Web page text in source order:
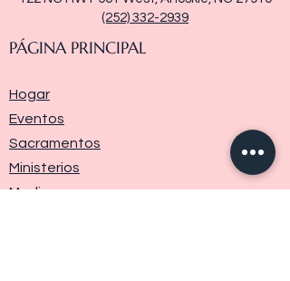
(252) 332-2939
PÁGINA PRINCIPAL
Hogar
Eventos
Sacramentos
Ministerios
Media